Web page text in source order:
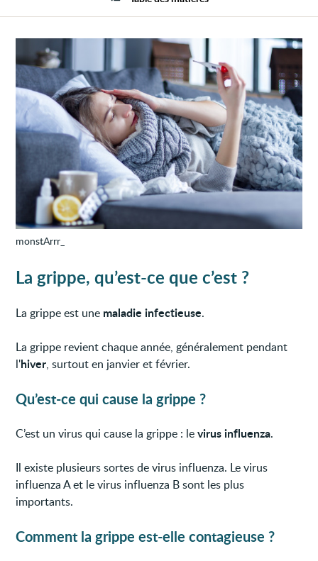
monstArrr_
La grippe, qu’est-ce que c’est ?
La grippe est une maladie infectieuse.
La grippe revient chaque année, généralement pendant
l'hiver, surtout en janvier et février.
Qu’est-ce qui cause la grippe ?
C’est un virus qui cause la grippe : levirus influenza.
Il existe plusieurs sortes de virus influenza. Le virus
influenza A et le virus influenza B sont les plus
importants.
Comment la grippe est-elle contagieuse ?